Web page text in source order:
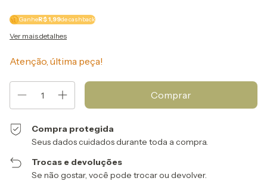
GanheR$ 1,99de cashback
Ver mais detalhes
Atenção, última peça!
Compra protegida
Seus dados cuidados durante toda a compra.
Trocas e devoluções
Se não gostar, você pode trocar ou devolver.